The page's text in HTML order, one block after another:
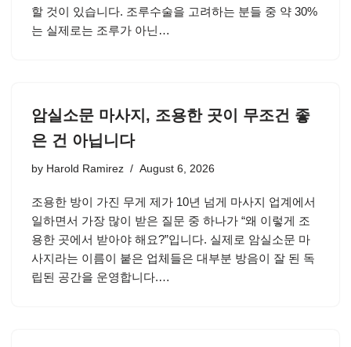
할 것이 있습니다. 조루수술을 고려하는 분들 중 약 30%
는 실제로는 조루가 아닌…
암실소문 마사지, 조용한 곳이 무조건 좋
은 건 아닙니다
by Harold Ramirez August 6, 2026
조용한 방이 가진 무게 제가 10년 넘게 마사지 업계에서
일하면서 가장 많이 받은 질문 중 하나가 “왜 이렇게 조
용한 곳에서 받아야 해요?”입니다. 실제로 암실소문 마
사지라는 이름이 붙은 업체들은 대부분 방음이 잘 된 독
립된 공간을 운영합니다.…